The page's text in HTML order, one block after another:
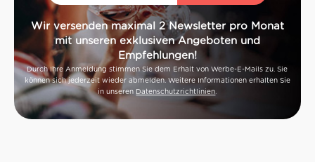
Wir versenden maximal 2 Newsletter pro Monat
mit unseren exklusiven Angeboten und
Empfehlungen!
Durch Ihre Anmeldung stimmen Sie dem Erhalt von Werbe-E-Mails zu. Sie
können sich jederzeit wieder abmelden. Weitere Informationen erhalten Sie
in unseren Datenschutzrichtlinien